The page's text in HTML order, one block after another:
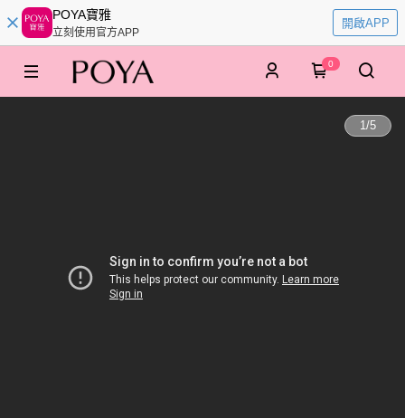
POYA寶雅
立刻使用官方APP
開啟APP
0
1/5